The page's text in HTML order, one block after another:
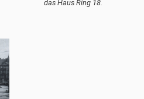
das Haus Ring 18.